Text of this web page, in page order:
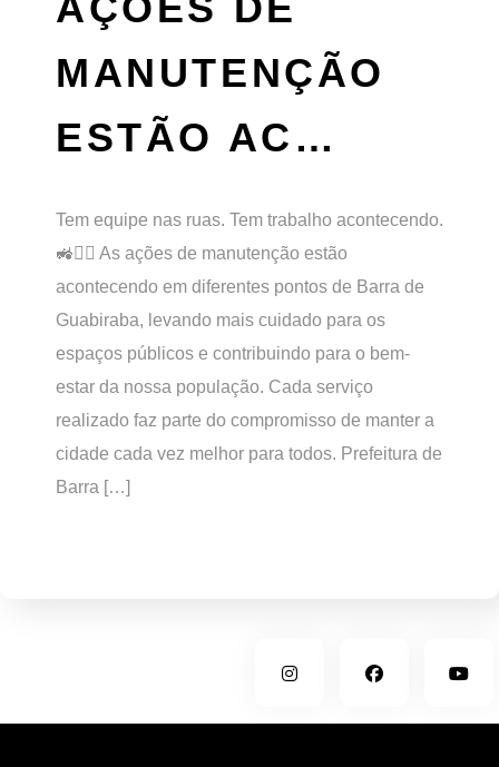
MANUTENÇÃO
ESTÃO AC…
Tem equipe nas ruas. Tem trabalho acontecendo.
🚜👷‍♂️ As ações de manutenção estão
acontecendo em diferentes pontos de Barra de
Guabiraba, levando mais cuidado para os
espaços públicos e contribuindo para o bem-
estar da nossa população. Cada serviço
realizado faz parte do compromisso de manter a
cidade cada vez melhor para todos. Prefeitura de
Barra […]